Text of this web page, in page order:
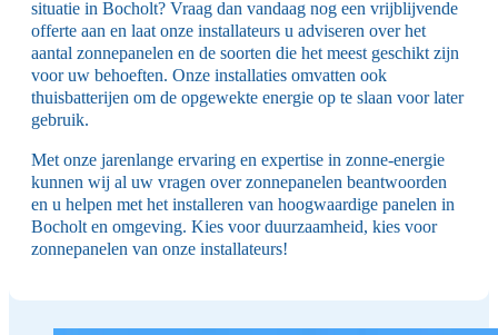
situatie in Bocholt? Vraag dan vandaag nog een vrijblijvende
offerte aan en laat onze installateurs u adviseren over het
aantal zonnepanelen en de soorten die het meest geschikt zijn
voor uw behoeften. Onze installaties omvatten ook
thuisbatterijen om de opgewekte energie op te slaan voor later
gebruik.
Met onze jarenlange ervaring en expertise in zonne-energie
kunnen wij al uw vragen over zonnepanelen beantwoorden
en u helpen met het installeren van hoogwaardige panelen in
Bocholt en omgeving. Kies voor duurzaamheid, kies voor
zonnepanelen van onze installateurs!